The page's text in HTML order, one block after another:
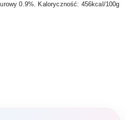
0.9%. Kaloryczność: 456kcal/100g